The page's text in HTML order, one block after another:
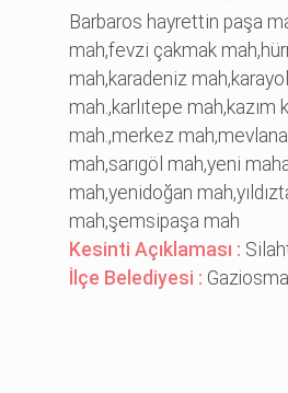
Barbaros hayretti̇n paşa
mah,fevzi̇ çakmak
mah,karadeni̇z
mah.,karlıtepe mah,kazım
mah.,merkez
mah,sarıgöl mah,yeni̇
mah,yeni̇doğan
mah,şemsi̇paşa mah
Kesinti Açıklaması :
İlçe Belediyesi :